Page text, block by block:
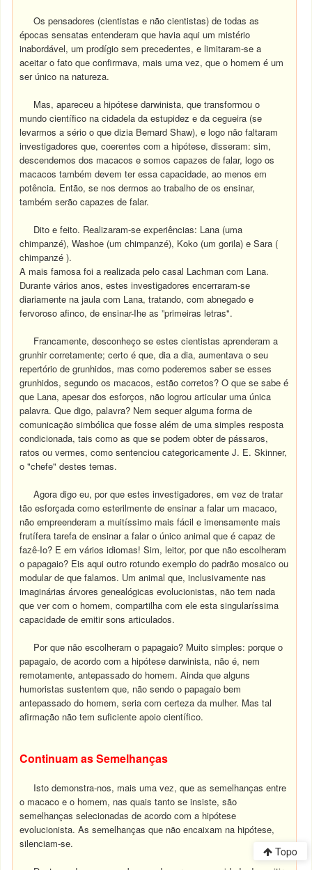
Os pensadores (cientistas e não cientistas) de todas as
épocas sensatas entenderam que havia aqui um mistério
inabordável, um prodígio sem precedentes, e limitaram-se a
aceitar o fato que confirmava, mais uma vez, que o homem é um
ser único na natureza.
Mas, apareceu a hipótese darwinista, que transformou o
mundo científico na cidadela da estupidez e da cegueira (se
levarmos a sério o que dizia Bernard Shaw), e logo não faltaram
investigadores que, coerentes com a hipótese, disseram: sim,
descendemos dos macacos e somos capazes de falar, logo os
macacos também devem ter essa capacidade, ao menos em
potência. Então, se nos dermos ao trabalho de os ensinar,
também serão capazes de falar.
Dito e feito. Realizaram-se experiências: Lana (uma
chimpanzé), Washoe (um chimpanzé), Koko (um gorila) e Sara (
chimpanzé ).
A mais famosa foi a realizada pelo casal Lachman com Lana.
Durante vários anos, estes investigadores encerraram-se
diariamente na jaula com Lana, tratando, com abnegado e
fervoroso afinco, de ensinar-Ihe as ”primeiras letras".
Francamente, desconheço se estes cientistas aprenderam a
grunhir corretamente; certo é que, dia a dia, aumentava o seu
repertório de grunhidos, mas como poderemos saber se esses
grunhidos, segundo os macacos, estão corretos? O que se sabe é
que Lana, apesar dos esforços, não logrou articular uma única
palavra. Que digo, palavra? Nem sequer alguma forma de
comunicação simbólica que fosse além de uma simples resposta
condicionada, tais como as que se podem obter de pássaros,
ratos ou vermes, como sentenciou categoricamente J. E. Skinner,
o "chefe" destes temas.
Agora digo eu, por que estes investigadores, em vez de tratar
tão esforçada como esterilmente de ensinar a falar um macaco,
não empreenderam a muitíssimo mais fácil e imensamente mais
frutífera tarefa de ensinar a falar o único animal que é capaz de
fazê-Io? E em vários idiomas! Sim, leitor, por que não escolheram
o papagaio? Eis aqui outro rotundo exemplo do padrão mosaico ou
modular de que falamos. Um animal que, inclusivamente nas
imaginárias árvores genealógicas evolucionistas, não tem nada
que ver com o homem, compartilha com ele esta singularíssima
capacidade de emitir sons articulados.
Por que não escolheram o papagaio? Muito simples: porque o
papagaio, de acordo com a hipótese darwinista, não é, nem
remotamente, antepassado do homem. Ainda que alguns
humoristas sustentem que, não sendo o papagaio bem
antepassado do homem, seria com certeza da mulher. Mas tal
afirmação não tem suficiente apoio científico.
Continuam as Semelhanças
Isto demonstra-nos, mais uma vez, que as semelhanças entre
o macaco e o homem, nas quais tanto se insiste, são
semelhanças selecionadas de acordo com a hipótese
evolucionista. As semelhanças que não encaixam na hipótese,
silenciam-se.
Topo